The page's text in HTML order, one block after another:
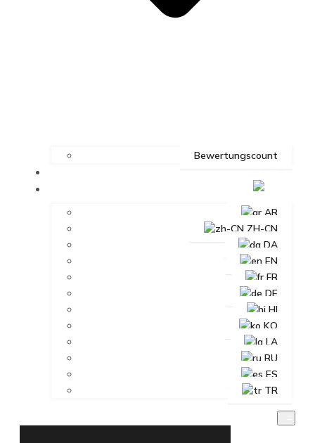
Bewertungscount
Kontakt
AR
ZH-CN
DA
EN
FR
DE
HI
KO
LA
RU
ES
TR